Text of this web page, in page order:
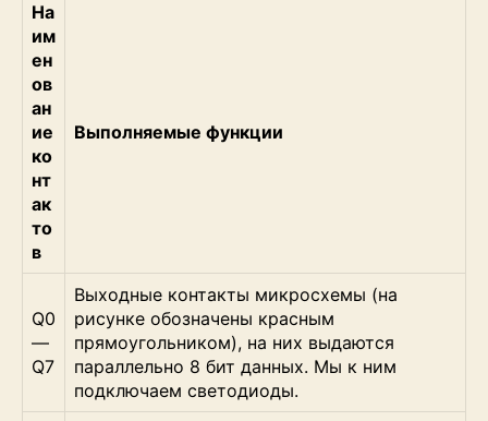
На
им
ен
ов
ан
ие
ко
нт
ак
то
в
Выполняемые функции
Q0
—
Q7
Выходные контакты микросхемы (на
рисунке обозначены красным
прямоугольником), на них выдаются
параллельно 8 бит данных. Мы к ним
подключаем светодиоды.